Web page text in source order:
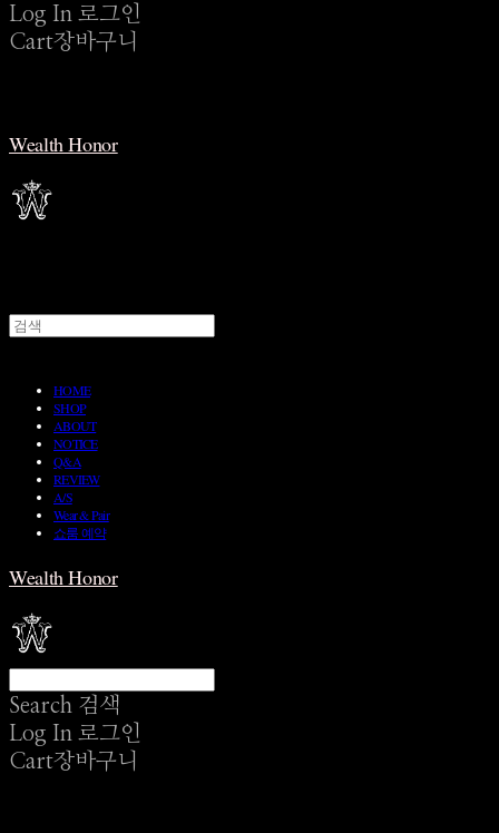
Log In 로그인
Cart장바구니
Wealth Honor
HOME
SHOP
ABOUT
NOTICE
Q&A
REVIEW
A/S
Wear & Pair
쇼룸 예약
Wealth Honor
Search 검색
Log In 로그인
Cart장바구니